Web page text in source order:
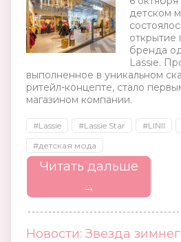
детском
открытие
бренда
Lassie.
выполненное в уникальном
ритейл-концепте, стало
магазином компании.
#Lassie #Lassie Star #LINII
#детская мода
Читать дальше
→
Новости: Звезда